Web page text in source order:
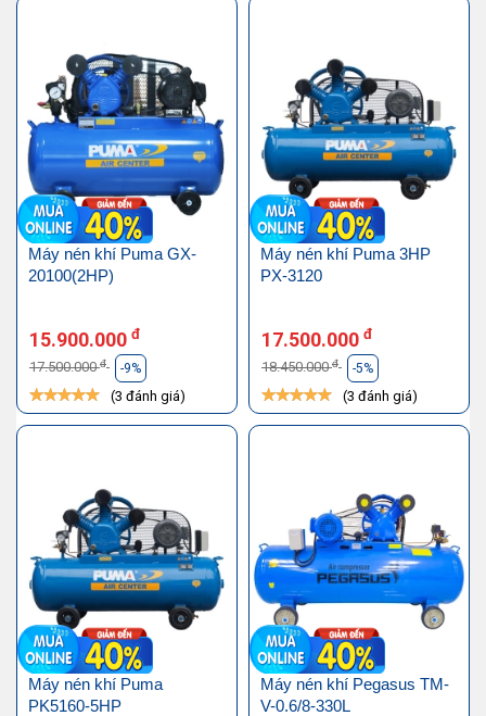
Máy nén khí Puma GX-
20100(2HP)
15.900.000 đ
17.500.000đ -9%
(3 đánh giá)
Máy nén khí Puma 3HP
PX-3120
17.500.000 đ
18.450.000đ -5%
(3 đánh giá)
Máy nén khí Puma
PK5160-5HP
Máy nén khí Pegasus TM-
V-0.6/8-330L